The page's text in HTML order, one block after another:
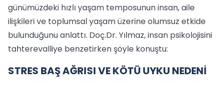
günümüzdeki hızlı yaşam temposunun insan, aile
ilişkileri ve toplumsal yaşam üzerine olumsuz etkide
bulunduğunu anlattı. Doç.Dr. Yılmaz, insan psikolojisini
tahterevalliye benzetirken şöyle konuştu:
STRES BAŞ AĞRISI VE KÖTÜ UYKU NEDENİ